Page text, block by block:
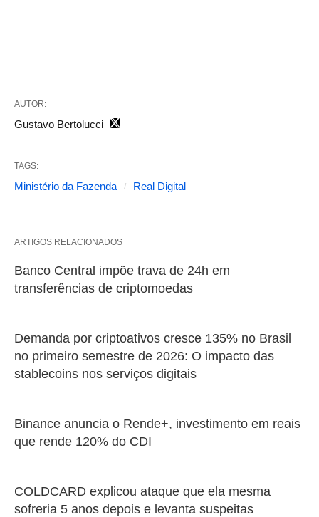
AUTOR:
Gustavo Bertolucci
TAGS:
Ministério da Fazenda Real Digital
ARTIGOS RELACIONADOS
Banco Central impõe trava de 24h em
transferências de criptomoedas
Demanda por criptoativos cresce 135% no Brasil
no primeiro semestre de 2026: O impacto das
stablecoins nos serviços digitais
Binance anuncia o Rende+, investimento em reais
que rende 120% do CDI
COLDCARD explicou ataque que ela mesma
sofreria 5 anos depois e levanta suspeitas